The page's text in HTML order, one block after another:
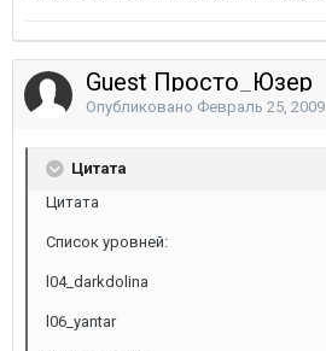
Guest Просто_Юзер
Опубликовано Февраль 25, 2009
Цитата
Цитата
Список уровней:
l04_darkdolina
l06_yantar